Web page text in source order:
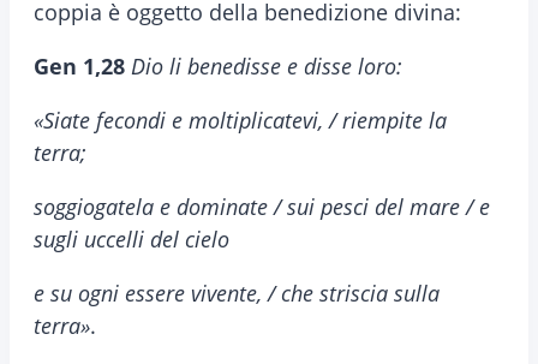
coppia è oggetto della benedizione divina:
Gen 1,28 Dio li benedisse e disse loro:
«Siate fecondi e moltiplicatevi, / riempite la
terra;
soggiogatela e dominate / sui pesci del mare / e
sugli uccelli del cielo
e su ogni essere vivente, / che striscia sulla
terra».